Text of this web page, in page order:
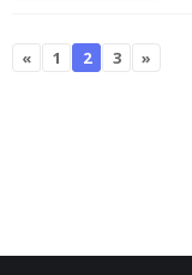
« 1 2 3 »